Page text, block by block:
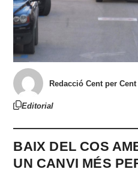
Redacció Cent per Cent
Editorial
BAIX DEL COS
UN CANVI MÉS